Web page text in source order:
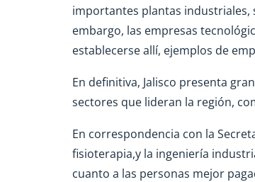
importantes plantas industriales,
embargo, las empresas
establecerse allí, ejemplos de
En definitiva, Jalisco presenta
sectores que lideran la región,
En correspondencia con la
fisioterapia,y la ingeniería
cuanto a las personas mejor